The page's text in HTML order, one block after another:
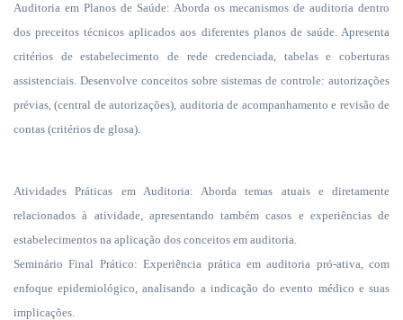
Auditoria em Planos de Saúde: Aborda os mecanismos de auditoria dentro
dos preceitos técnicos aplicados aos diferentes planos de saúde. Apresenta
critérios de estabelecimento de rede credenciada, tabelas e coberturas
assistenciais. Desenvolve conceitos sobre sistemas de controle: autorizações
prévias, (central de autorizações), auditoria de acompanhamento e revisão de
contas (critérios de glosa).
Atividades Práticas em Auditoria: Aborda temas atuais e diretamente
relacionados à atividade, apresentando também casos e experiências de
estabelecimentos na aplicação dos conceitos em auditoria.
Seminário Final Prático: Experiência prática em auditoria pró-ativa, com
enfoque epidemiológico, analisando a indicação do evento médico e suas
implicações.